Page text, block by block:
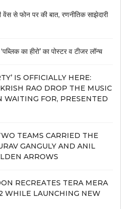
वेंस से फोन पर की बात, रणनीतिक साझेदारी
का हीरो’ का पोस्टर व टीजर लॉन्च
IS OFFICIALLY HERE:
RAO DROP THE MUSIC
WAITING FOR, PRESENTED
TEAMS CARRIED THE
GANGULY AND ANIL
ARROWS
RECREATES TERA MERA
WHILE LAUNCHING NEW